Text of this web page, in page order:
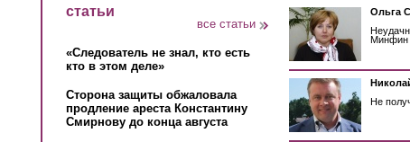
статьи
все статьи
«Следователь не знал, кто есть
кто в этом деле»
Сторона защиты обжаловала
продление ареста Константину
Смирнову до конца августа
Ольга
Минфин
Не